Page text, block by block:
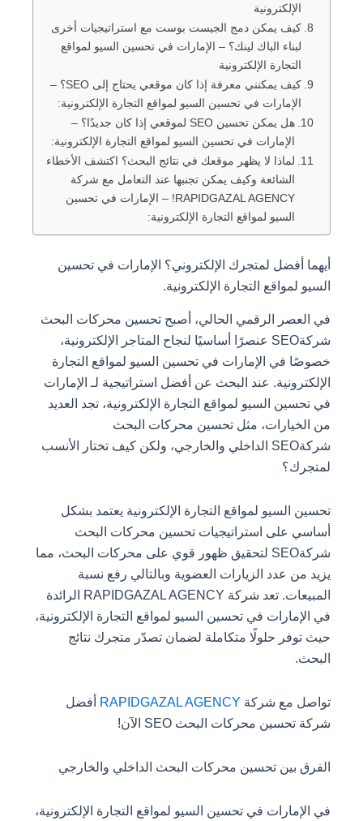
الإلكترونية
كيف يمكن دمج الجيست بوست مع استراتيجيات أخرى
لبناء الباك لينك؟ – الإمارات في تحسين السيو لمواقع
التجارة الإلكترونية
كيف يمكنني معرفة إذا كان موقعي يحتاج إلى SEO؟ –
الإمارات في تحسين السيو لمواقع التجارة الإلكترونية:
هل يمكن تحسين SEO لموقعي إذا كان جديدًا؟ –
الإمارات في تحسين السيو لمواقع التجارة الإلكترونية:
لماذا لا يظهر موقعك في نتائج البحث؟ اكتشف الأخطاء
الشائعة وكيف يمكن تجنبها عند التعامل مع شركة
RAPIDGAZAL AGENCY! – الإمارات في تحسين
السيو لمواقع التجارة الإلكترونية:
أيهما أفضل لمتجرك الإلكتروني؟ الإمارات في تحسين
السيو لمواقع التجارة الإلكترونية.
في العصر الرقمي الحالي، أصبح تحسين محركات البحث
شركةSEO عنصرًا أساسيًا لنجاح المتاجر الإلكترونية،
خصوصًا في الإمارات في تحسين السيو لمواقع التجارة
الإلكترونية. عند البحث عن أفضل استراتيجية لـ الإمارات
في تحسين السيو لمواقع التجارة الإلكترونية، تجد العديد
من الخيارات، مثل تحسين محركات البحث
شركةSEO الداخلي والخارجي، ولكن كيف تختار الأنسب
لمتجرك؟
تحسين السيو لمواقع التجارة الإلكترونية يعتمد بشكل
أساسي على استراتيجيات تحسين محركات البحث
شركةSEO لتحقيق ظهور قوي على محركات البحث، مما
يزيد من عدد الزيارات العضوية وبالتالي رفع نسبة
المبيعات. تعد شركة RAPIDGAZAL AGENCY الرائدة
في الإمارات في تحسين السيو لمواقع التجارة الإلكترونية،
حيث توفر حلولًا متكاملة لضمان تصدّر متجرك نتائج
البحث.
تواصل مع شركةRAPIDGAZAL AGENCYأفضل
شركة تحسين محركات البحث SEO الآن!
الفرق بين تحسين محركات البحث الداخلي والخارجي
في الإمارات في تحسين السيو لمواقع التجارة الإلكترونية،